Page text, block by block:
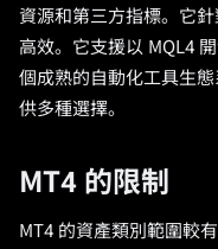
資源和第三方指標。它
高效。它支援以 MQL4
個成熟的自動化工具生
供多種選擇。
MT4 的限制
MT4 的資產類別範圍較